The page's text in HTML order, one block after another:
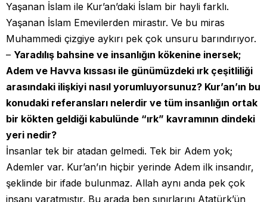
Yaşanan İslam ile Kur’an’daki İslam bir hayli farklı.
Yaşanan İslam Emevilerden mirastır. Ve bu miras
Muhammedi çizgiye aykırı pek çok unsuru barındırıyor.
– Yaradılış bahsine ve insanlığın kökenine inersek;
Adem ve Havva kıssası ile günümüzdeki ırk çeşitliliği
arasındaki ilişkiyi nasıl yorumluyorsunuz? Kur’an’ın bu
konudaki referansları nelerdir ve tüm insanlığın ortak
bir kökten geldiği kabulünde “ırk” kavramının dindeki
yeri nedir?
İnsanlar tek bir atadan gelmedi. Tek bir Adem yok;
Ademler var. Kur’an’ın hiçbir yerinde Adem ilk insandır,
şeklinde bir ifade bulunmaz. Allah aynı anda pek çok
insanı yaratmıştır. Bu arada ben sınırlarını Atatürk’ün